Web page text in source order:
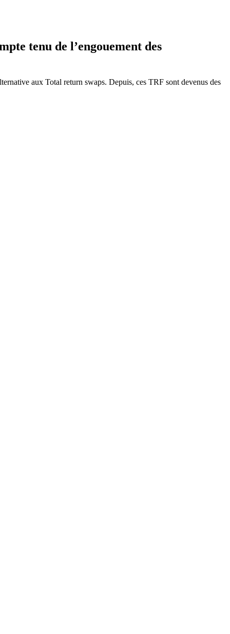
tenu de l’engouement des
aux Total return swaps. Depuis, ces TRF sont devenus des